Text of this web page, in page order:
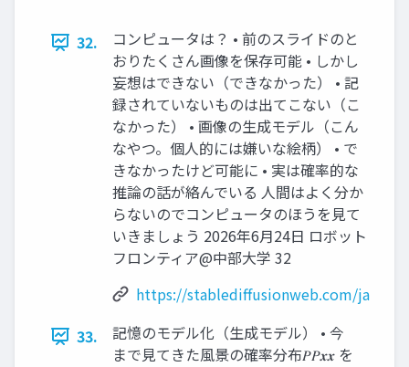
32.
コンピュータは？ • 前のスライドのと
おりたくさん画像を保存可能 • しかし
妄想はできない（できなかった） • 記
録されていないものは出てこない（こ
なかった） • 画像の生成モデル（こん
なやつ。個人的には嫌いな絵柄） • で
きなかったけど可能に • 実は確率的な
推論の話が絡んでいる 人間はよく分か
らないのでコンピュータのほうを見て
いきましょう 2026年6月24日 ロボット
フロンティア@中部大学 32
https://stablediffusionweb.com/ja
33.
記憶のモデル化（生成モデル） • 今
まで見てきた風景の確率分布𝑃𝑃𝒙𝒙 を